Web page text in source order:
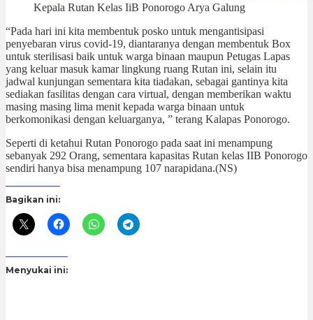
Kepala Rutan Kelas IiB Ponorogo Arya Galung
“Pada hari ini kita membentuk posko untuk mengantisipasi
penyebaran virus covid-19, diantaranya dengan membentuk Box
untuk sterilisasi baik untuk warga binaan maupun Petugas Lapas
yang keluar masuk kamar lingkung ruang Rutan ini, selain itu
jadwal kunjungan sementara kita tiadakan, sebagai gantinya kita
sediakan fasilitas dengan cara virtual, dengan memberikan waktu
masing masing lima menit kepada warga binaan untuk
berkomonikasi dengan keluarganya, ” terang Kalapas Ponorogo.
Seperti di ketahui Rutan Ponorogo pada saat ini menampung
sebanyak 292 Orang, sementara kapasitas Rutan kelas IIB Ponorogo
sendiri hanya bisa menampung 107 narapidana.(NS)
Bagikan ini:
Menyukai ini: